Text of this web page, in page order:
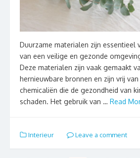
Duurzame materialen zijn essentieel
van een veilige en gezonde
Deze materialen zijn vaak gemaakt
hernieuwbare bronnen en zijn vrij
chemicaliën die de gezondheid van
schaden. Het gebruik van … Read
Interieur Leave a comment